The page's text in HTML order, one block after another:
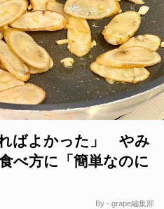
ればよかった」 やみ
べ方に「簡単なのに
By - grape編集部